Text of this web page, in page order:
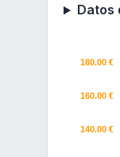
Datos
180.00 €
160.00 €
140.00 €